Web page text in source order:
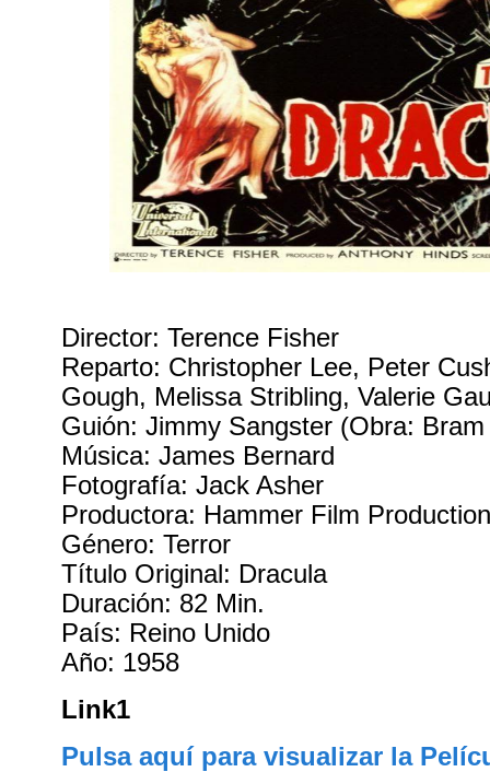
Director: Terence Fisher
Reparto: Christopher Lee, Peter
Gough, Melissa Stribling, Valerie
Guión: Jimmy Sangster (Obra:
Música: James Bernard
Fotografía: Jack Asher
Productora: Hammer Film
Género: Terror
Título Original: Dracula
Duración: 82 Min.
País: Reino Unido
Año: 1958
Link1
Pulsa aquí para visualizar la